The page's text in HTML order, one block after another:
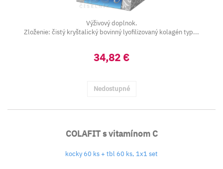
Výživový doplnok.
Zloženie: čistý kryštalický bovinný lyofilizovaný kolagén typ...
34,82 €
Nedostupné
COLAFIT s vitamínom C
kocky 60 ks + tbl 60 ks, 1x1 set